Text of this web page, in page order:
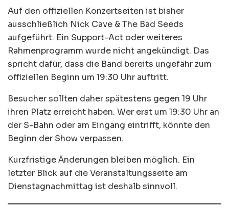
Auf den offiziellen Konzertseiten ist bisher
ausschließlich Nick Cave & The Bad Seeds
aufgeführt. Ein Support-Act oder weiteres
Rahmenprogramm wurde nicht angekündigt. Das
spricht dafür, dass die Band bereits ungefähr zum
offiziellen Beginn um 19:30 Uhr auftritt.
Besucher sollten daher spätestens gegen 19 Uhr
ihren Platz erreicht haben. Wer erst um 19:30 Uhr an
der S-Bahn oder am Eingang eintrifft, könnte den
Beginn der Show verpassen.
Kurzfristige Änderungen bleiben möglich. Ein
letzter Blick auf die Veranstaltungsseite am
Dienstagnachmittag ist deshalb sinnvoll.